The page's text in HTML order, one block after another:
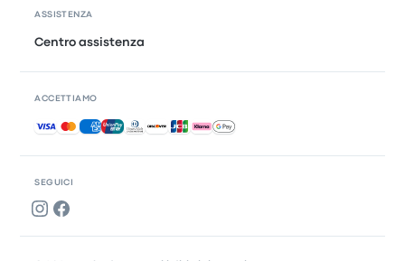
SEGUICI
ASSISTENZA
Centro assistenza
ACCETTIAMO
Pagamenti accettati